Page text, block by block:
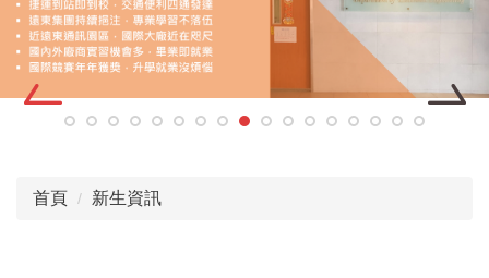
首頁 新生資訊